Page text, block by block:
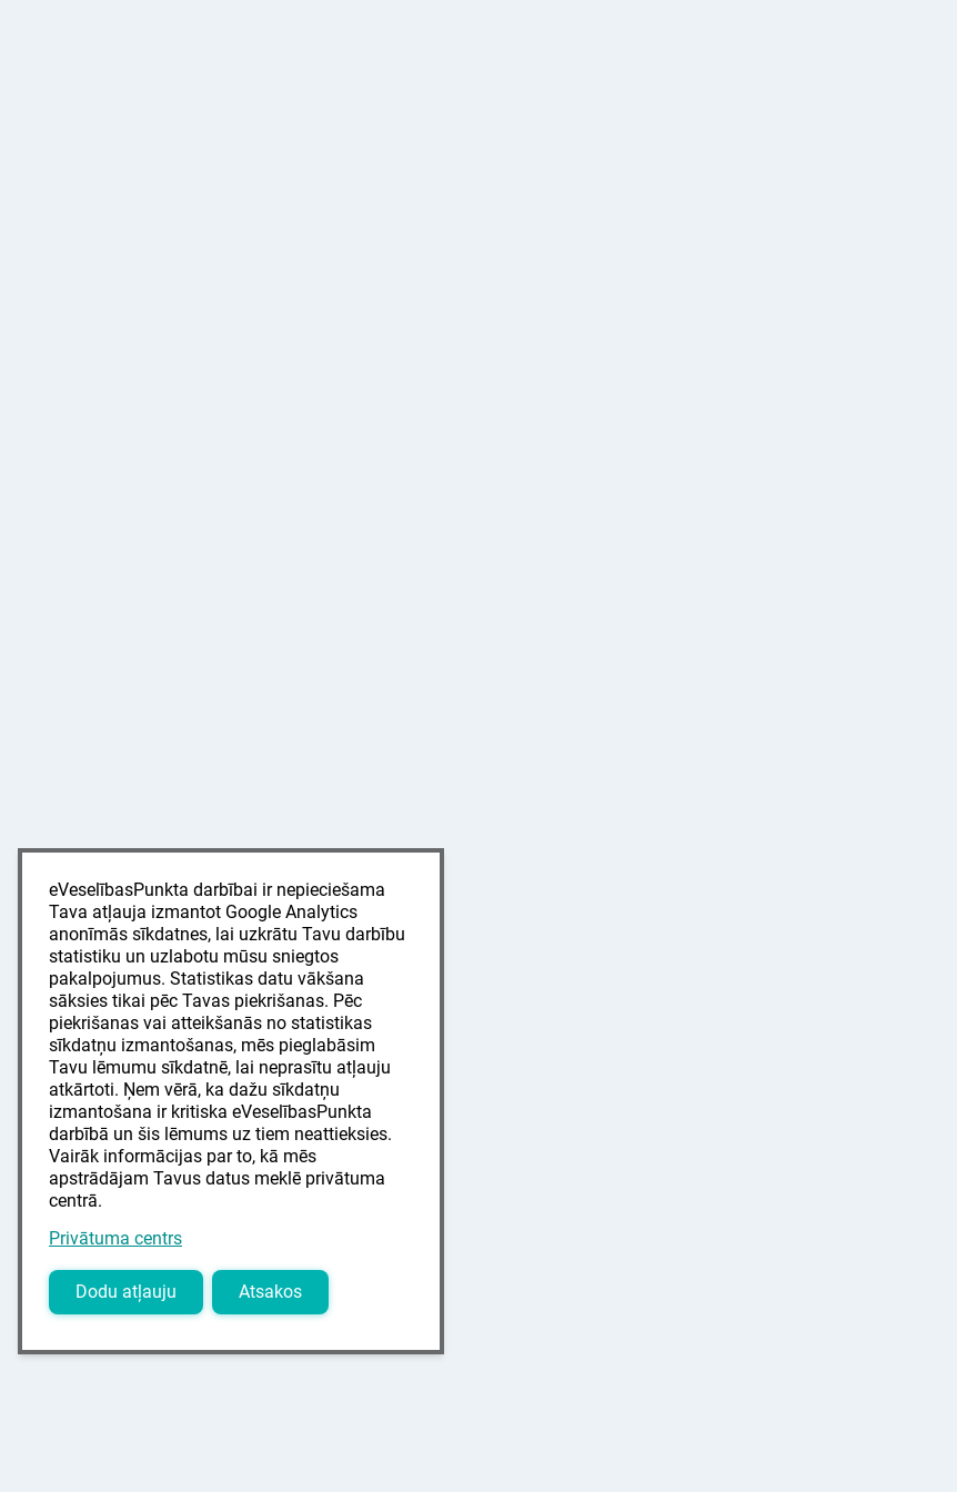
eVeselībasPunkta darbībai ir nepieciešama
Tava atļauja izmantot Google Analytics
anonīmās sīkdatnes, lai uzkrātu Tavu darbību
statistiku un uzlabotu mūsu sniegtos
pakalpojumus. Statistikas datu vākšana
sāksies tikai pēc Tavas piekrišanas. Pēc
piekrišanas vai atteikšanās no statistikas
sīkdatņu izmantošanas, mēs pieglabāsim
Tavu lēmumu sīkdatnē, lai neprasītu atļauju
atkārtoti. Ņem vērā, ka dažu sīkdatņu
izmantošana ir kritiska eVeselībasPunkta
darbībā un šis lēmums uz tiem neattieksies.
Vairāk informācijas par to, kā mēs
apstrādājam Tavus datus meklē privātuma
centrā.
Privātuma centrs
Dodu atļauju Atsakos